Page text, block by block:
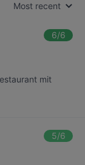
Most recent
6/6
mit
5/6